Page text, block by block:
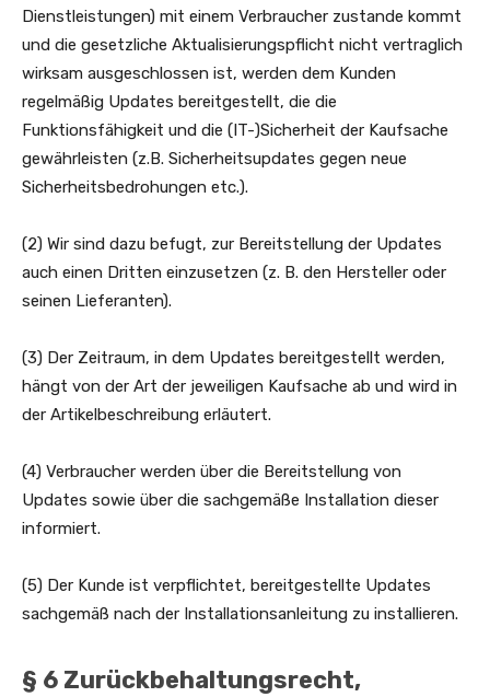
Dienstleistungen) mit einem Verbraucher zustande kommt
und die gesetzliche Aktualisierungspflicht nicht vertraglich
wirksam ausgeschlossen ist, werden dem Kunden
regelmäßig Updates bereitgestellt, die die
Funktionsfähigkeit und die (IT-)Sicherheit der Kaufsache
gewährleisten (z.B. Sicherheitsupdates gegen neue
Sicherheitsbedrohungen etc.).
(2) Wir sind dazu befugt, zur Bereitstellung der Updates
auch einen Dritten einzusetzen (z. B. den Hersteller oder
seinen Lieferanten).
(3) Der Zeitraum, in dem Updates bereitgestellt werden,
hängt von der Art der jeweiligen Kaufsache ab und wird in
der Artikelbeschreibung erläutert.
(4) Verbraucher werden über die Bereitstellung von
Updates sowie über die sachgemäße Installation dieser
informiert.
(5) Der Kunde ist verpflichtet, bereitgestellte Updates
sachgemäß nach der Installationsanleitung zu installieren.
§ 6 Zurückbehaltungsrecht,